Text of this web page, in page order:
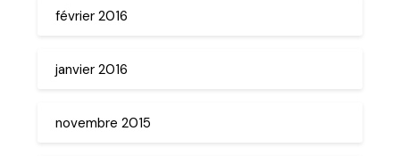
février 2016
janvier 2016
novembre 2015